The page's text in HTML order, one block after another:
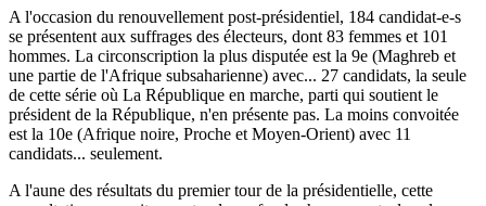
A l'occasion du renouvellement post-présidentiel, 184 candidat-e-s
se présentent aux suffrages des électeurs, dont 83 femmes et 101
hommes. La circonscription la plus disputée est la 9e (Maghreb et
une partie de l'Afrique subsaharienne) avec... 27 candidats, la seule
de cette série où La République en marche, parti qui soutient le
président de la République, n'en présente pas. La moins convoitée
est la 10e (Afrique noire, Proche et Moyen-Orient) avec 11
candidats... seulement.
A l'aune des résultats du premier tour de la présidentielle, cette